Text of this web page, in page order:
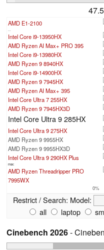
AMD E1-2100
Intel Core i9-13950HX
AMD Ryzen AI Max+ PRO 395
Intel Core i9-13980HX
AMD Ryzen 9 8940HX
Intel Core i9-14900HX
AMD Ryzen 9 7945HX
AMD Ryzen AI Max+ 395
Intel Core Ultra 7 255HX
AMD Ryzen 9 7945HX3D
Intel Core Ultra 9 285HX
Intel Core Ultra 9 275HX
AMD Ryzen 9 9955HX
AMD Ryzen 9 9955HX3D
Intel Core Ultra 9 290HX Plus
max:
AMD Ryzen Threadripper PRO
7995WX
0%
Restrict / Search: Model:
all
laptop
Cinebench 2026-